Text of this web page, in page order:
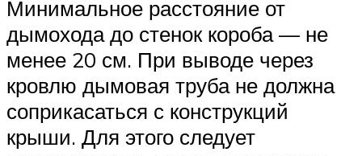
Минимальное расстояние от
дымохода до стенок короба — не
менее 20 см. При выводе через
кровлю дымовая труба не должна
соприкасаться с конструкций
крыши. Для этого следует